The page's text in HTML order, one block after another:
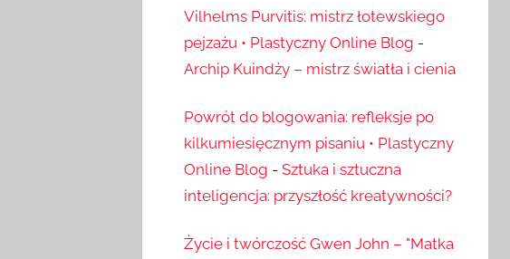
Vilhelms Purvitis: mistrz łotewskiego
pejzażu • Plastyczny Online Blog -
Archip Kuindży – mistrz światła i cienia
Powrót do blogowania: refleksje po
kilkumiesięcznym pisaniu • Plastyczny
Online Blog - Sztuka i sztuczna
inteligencja: przyszłość kreatywności?
Życie i twórczość Gwen John – "Matka